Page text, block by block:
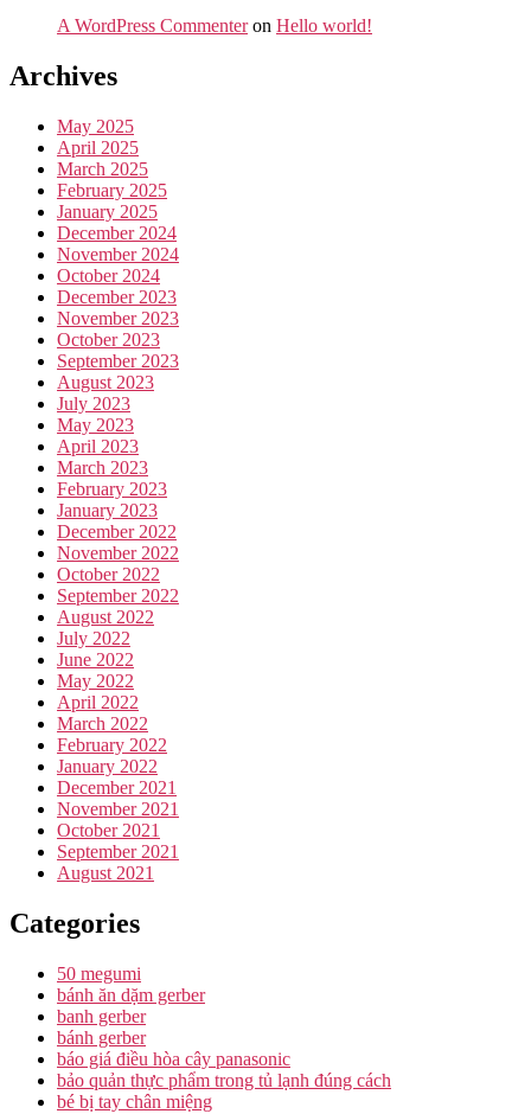
A WordPress Commenteron Hello world!
Archives
May 2025
April 2025
March 2025
February 2025
January 2025
December 2024
November 2024
October 2024
December 2023
November 2023
October 2023
September 2023
August 2023
July 2023
May 2023
April 2023
March 2023
February 2023
January 2023
December 2022
November 2022
October 2022
September 2022
August 2022
July 2022
June 2022
May 2022
April 2022
March 2022
February 2022
January 2022
December 2021
November 2021
October 2021
September 2021
August 2021
Categories
50 megumi
bánh ăn dặm gerber
banh gerber
bánh gerber
báo giá điều hòa cây panasonic
bảo quản thực phẩm trong tủ lạnh đúng cách
bé bị tay chân miệng